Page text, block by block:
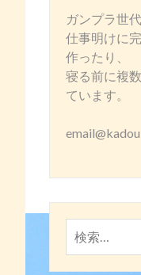
ガンプラ世
仕事明けに
作ったり、
寝る前に複
ています。
索: